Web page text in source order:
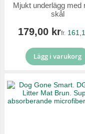
Mjukt underlägg med
skål
179,00 krfr.
Lägg i varukorg